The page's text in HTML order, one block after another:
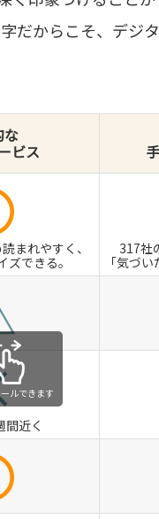
だからこそ、デジ
な
ビス
まれやすく、
できる。
317社
「気づ
間近く
ルできます